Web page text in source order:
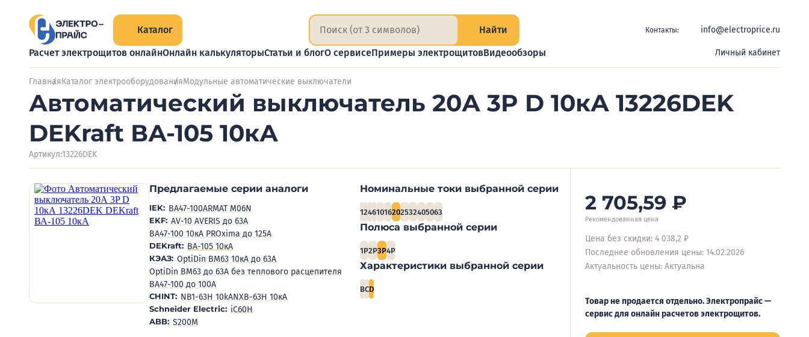
Каталог Найти Контакты: info@electroprice.ru
Расчет электрощитов онлайнОнлайн калькуляторыСтатьи и блогО сервисеПримеры электрощитовВидеообзоры Личный кабинет
ГлавнаяКаталог электрооборудованияМодульные автоматические выключатели
Автоматический выключатель 20А 3P D 10кА 13226DEK
DEKraft ВА-105 10кА
Артикул:13226DEK
Предлагаемые серии аналоги
IEK: BA47-100ARMAT M06N
EKF: AV-10 AVERIS до 63А
ВА47-100 10кА PROxima до 125А
DEKraft: ВА-105 10кА
КЭАЗ: OptiDin BM63 10кА до 63А
OptiDin BM63 до 63А без теплового расцепителя
ВА47-100 до 100А
CHINT: NB1-63H 10kANXB-63H 10кА
Schneider Electric: iC60H
ABB: S200M
Номинальные токи выбранной серии
12461016202532405063
Полюса выбранной серии
1P2P3P4P
Характеристики выбранной серии
BCD
2 705,59 ₽
Рекомендованная цена
Цена без скидки: 4 038,2 ₽
Последнее обновления цены: 14.02.2026
Актуальность цены: Актуальна
Товар не продается отдельно. Электропрайс —
сервис для онлайн расчетов электрощитов.